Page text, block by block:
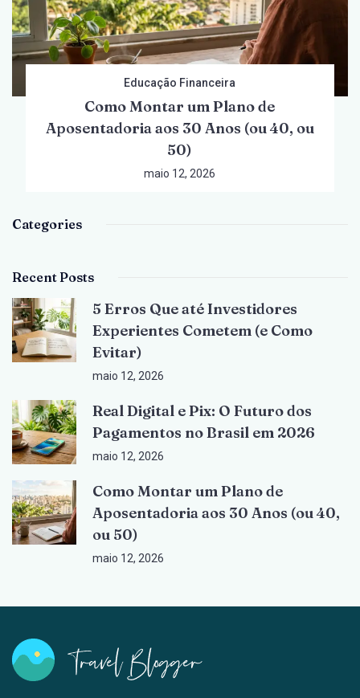
Educação Financeira
Como Montar um Plano de
Aposentadoria aos 30 Anos (ou 40, ou
50)
maio 12, 2026
Categories
Recent Posts
5 Erros Que até Investidores
Experientes Cometem (e Como
Evitar)
maio 12, 2026
Real Digital e Pix: O Futuro dos
Pagamentos no Brasil em 2026
maio 12, 2026
Como Montar um Plano de
Aposentadoria aos 30 Anos (ou 40,
ou 50)
maio 12, 2026